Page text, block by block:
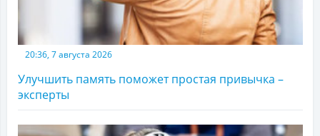
20:36, 7 августа 2026
Улучшить память поможет простая привычка –
эксперты